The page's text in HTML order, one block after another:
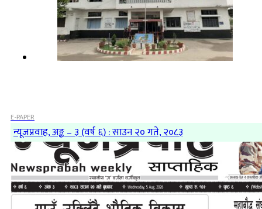
E-PAPER
न्यूजप्रवाह, अङ्क – ३ (वर्ष ६) : साउन २० गते, २०८३